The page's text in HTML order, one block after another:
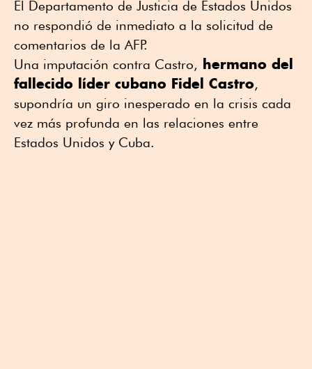
El Departamento de Justicia de Estados Unidos
no respondió de inmediato a la solicitud de
comentarios de la AFP.
Una imputación contra Castro, hermano del
fallecido líder cubano Fidel Castro,
supondría un giro inesperado en la crisis cada
vez más profunda en las relaciones entre
Estados Unidos y Cuba.